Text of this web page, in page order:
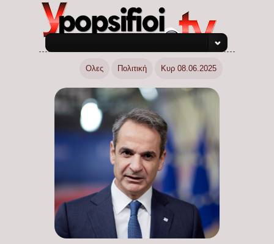
Ολες Πολιτική Κυρ 08.06.2025